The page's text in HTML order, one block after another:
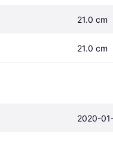
21.0 cm
21.0 cm
2020-